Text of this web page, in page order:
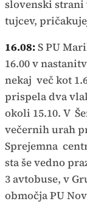
slovenski strani
tujcev,
16.08:S PU
16.00 v
nekaj več kot
prispela dva
okoli 15.10. V
večernih urah
Sprejemna
sta še vedno
3 avtobuse, v
območja PU